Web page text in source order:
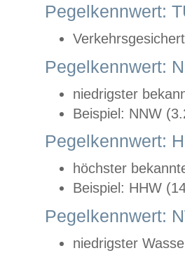
Pegelkennwert:
Pegelkennwert:
niedrigster
Beispiel: NNW
Pegelkennwert:
höchster
Beispiel: HHW
Pegelkennwert:
niedrigster